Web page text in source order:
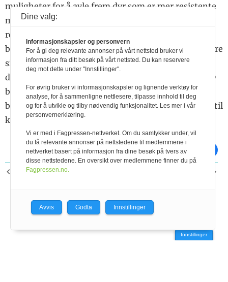
muligheter for å avle frem dyr som er mer resistente
mot DD. På kort sikt vil gode og pålitelige
registreringer fra klauvskjæring være til hjelp i
besetningsarbeid og tiltak i den forbindelse. På lengre
sikt vil registreringene altså føre til mer resistente
dyr. Det er dermed flere grunner til å jobbe for at DD
både blir oppdaget, diagnostisert, registrert og
behandlet på rett måte. Uten data med god kvalitet til
klauvindeksen blir det ingen genetisk fremgang.
FORRIGE ARTIKKEL
Innstillinger
Dine valg:
Informasjonskapsler og personvern
For å gi deg relevante annonser på vårt nettsted bruker vi
informasjon fra ditt besøk på vårt nettsted. Du kan reservere
deg mot dette under "Innstillinger".
For øvrig bruker vi informasjonskapsler og lignende verktøy for
analyse, for å sammenligne nettlesere, tilpasse innhold til deg
og for å utvikle og tilby nødvendig funksjonalitet. Les mer i vår
personvernerklæring.
Vi er med i Fagpressen-nettverket. Om du samtykker under, vil
du få relevante annonser på nettstedene til medlemmene i
nettverket basert på informasjon fra dine besøk på tvers av
disse nettstedene. En oversikt over medlemmene finner du på
Fagpressen.no.
Avvis Godta Innstillinger